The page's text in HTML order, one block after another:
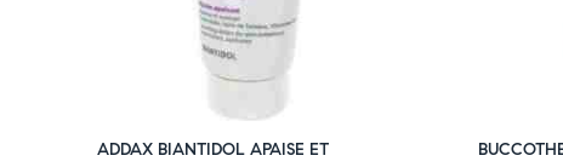
ADDAX BIANTIDOL APAISE ET